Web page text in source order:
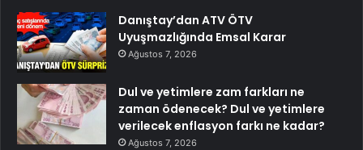
Danıştay’dan ATV ÖTV
Uyuşmazlığında Emsal Karar
Ağustos 7, 2026
Dul ve yetimlere zam farkları ne
zaman ödenecek? Dul ve yetimlere
verilecek enflasyon farkı ne kadar?
Ağustos 7, 2026